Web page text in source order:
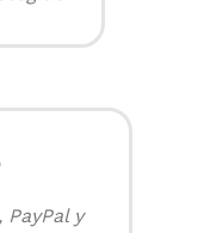
PayPal y